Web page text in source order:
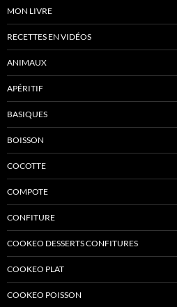
MON LIVRE
RECETTES EN VIDÉOS
ANIMAUX
APÉRITIF
BASIQUES
BOISSON
COCOTTE
COMPOTE
CONFITURE
COOKEO DESSERTS CONFITURES
COOKEO PLAT
COOKEO POISSON